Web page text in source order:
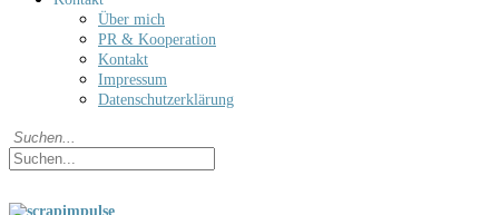
Über mich
PR & Kooperation
Kontakt
Impressum
Datenschutzerklärung